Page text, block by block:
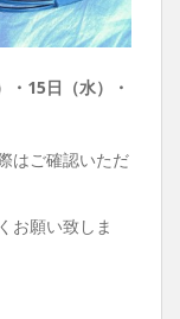
・15日（水）・
はご確認いただ
お願い致しま